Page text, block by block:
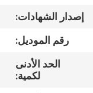
جولة
إصدار الشهادات:
رقم الموديل:
الحد الأدنى
لكمية: